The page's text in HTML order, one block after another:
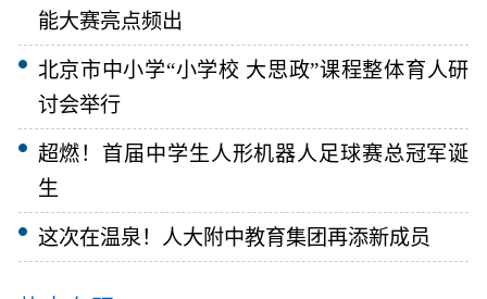
能大赛亮点频出
北京市中小学“小学校 大思政”课程整体育人研
讨会举行
超燃！首届中学生人形机器人足球赛总冠军诞
生
这次在温泉！人大附中教育集团再添新成员